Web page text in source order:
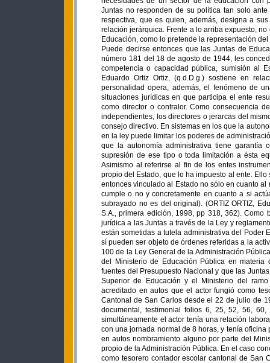
Juntas no responden de su política tan solo
respectiva, que es quien, además, designa a
relación jerárquica. Frente a lo arriba expuesto,
Educación, como lo pretende la representación
Puede decirse entonces que las Juntas de
número 181 del 18 de agosto de 1944, les
competencia o capacidad pública, sumisión al
Eduardo Ortiz Ortiz, (q.d.D.g.) sostiene en
personalidad opera, además, el fenómeno de
situaciones jurídicas en que participa el ente
como director o contralor. Como consecuencia
independientes, los directores o jerarcas del
consejo directivo. En sistemas en los que la
en la ley puede limitar los poderes de
que la autonomía administrativa tiene garantía
supresión de ese tipo o toda limitación a ésta
Asimismo al referirse al fin de los entes
propio del Estado, que lo ha impuesto al ente.
entonces vinculado al Estado no sólo en cuanto
cumple o no y concretamente en cuanto a si
subrayado no es del original). (ORTIZ ORTIZ,
S.A., primera edición, 1998, pp 318, 362).
jurídica a las Juntas a través de la Ley y
están sometidas a tutela administrativa del Poder
sí pueden ser objeto de órdenes referidas a la
100 de la Ley General de la Administración
del Ministerio de Educación Pública en
fuentes del Presupuesto Nacional y que las
Superior de Educación y el Ministerio del
acreditado en autos que el actor fungió como
Cantonal de San Carlos desde el 22 de julio de
documental, testimonial folios 6, 25, 52, 56,
simultáneamente el actor tenía una relación
con una jornada normal de 8 horas, y tenía
en autos nombramiento alguno por parte del
propio de la Administración Pública. En el caso
como tesorero contador escolar cantonal de San